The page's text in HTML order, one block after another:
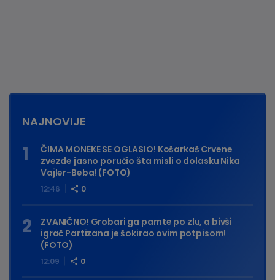
NAJNOVIJE
12:46 0
ČIMA MONEKE SE OGLASIO! Košarkaš Crvene
zvezde jasno poručio šta misli o dolasku Nika
Vajler-Beba! (FOTO)
12:09 0
ZVANIČNO! Grobari ga pamte po zlu, a bivši
igrač Partizana je šokirao ovim potpisom!
(FOTO)